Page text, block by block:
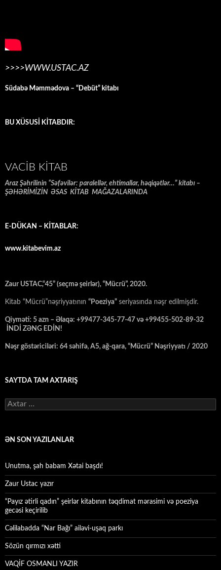
>>>>WWW.USTAC.AZ
Südabə Məmmədova – “Debüt” kitabı
BU XÜSUSİ KİTABDIR:
VACIB KITAB
Araz Şəhrilinin “Səfəvilər: paralellər, ehtimallar, həqiqətlər…” kitabı –
ŞƏHƏRİMİZİN ƏSAS KİTAB MAĞAZALARINDA
E-DÜKAN – KİTABLAR:
www.kitabevim.az
Zaur USTAC,“45” (seçmə şeirlər), “Mücrü”, 2020.
Kitab “Mücrü”nəşriyyatının “Poeziya” seriyasında nəşr edilmişdir.
Qiyməti: 5 azn – Əlaqə: +99477-345-77-47 və +99455-502-89-32
İNDİ ZƏNG EDİN!
Nəşr göstəriciləri: 64 səhifə, A5, ağ-qara, “Mücrü” Nəşriyyatı / 2020
SAYTDA TAM AXTARIŞ
Axtarış:
ƏN SON YAZILANLAR
Unutma, şah babam Xətai başdı!
Zaur Ustac yazır
“Payız ətirli qadın” şeirlər kitabının təqdimat mərasimi və poeziya
gecəsi keçirilib
Cəlilabadda “Nar Bağı” ailəvi-uşaq parkı
Sözün qırmızı xətti
VAQİF OSMANLI YAZIR